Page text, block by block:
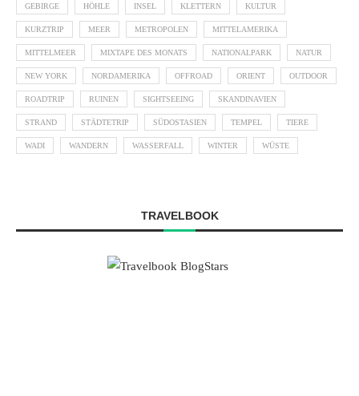
GEBIRGE HÖHLE INSEL KLETTERN KULTUR
KURZTRIP MEER METROPOLEN MITTELAMERIKA
MITTELMEER MIXTAPE DES MONATS NATIONALPARK NATUR
NEW YORK NORDAMERIKA OFFROAD ORIENT OUTDOOR
ROADTRIP RUINEN SIGHTSEEING SKANDINAVIEN
STRAND STÄDTETRIP SÜDOSTASIEN TEMPEL TIERE
WADI WANDERN WASSERFALL WINTER WÜSTE
TRAVELBOOK